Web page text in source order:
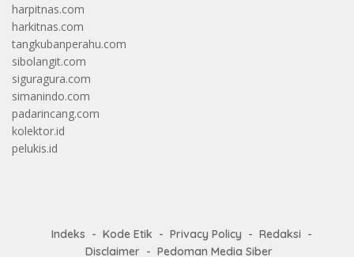
harpitnas.com
harkitnas.com
tangkubanperahu.com
sibolangit.com
siguragura.com
simanindo.com
padarincang.com
kolektor.id
pelukis.id
Indeks Kode Etik Privacy Policy
Redaksi
Disclaimer
Pedoman Media Siber